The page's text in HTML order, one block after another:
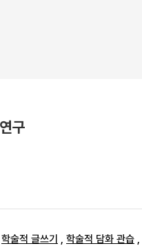
구
학술적 글쓰기 , 학술적 담화 관습 ,